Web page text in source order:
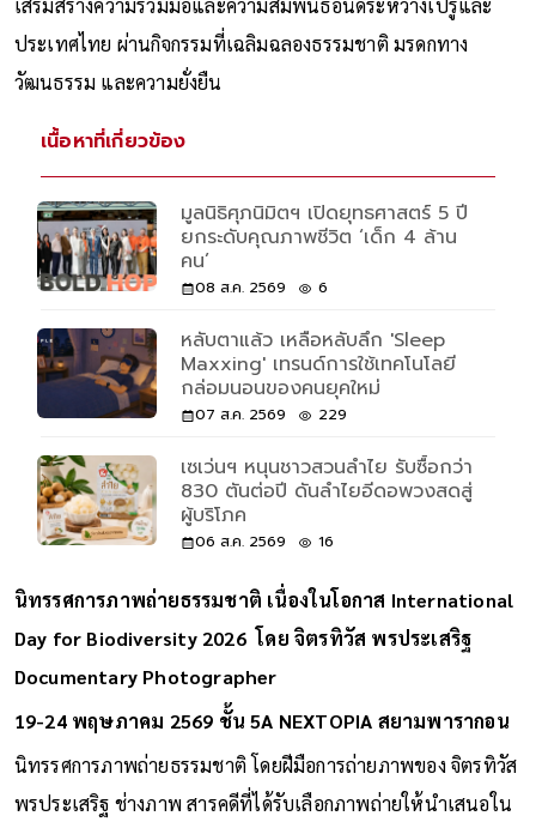
เสริมสร้างความร่วมมือและความสัมพันธ์อันดีระหว่างเปรูและ
ประเทศไทย ผ่านกิจกรรมที่เฉลิมฉลองธรรมชาติ มรดกทาง
วัฒนธรรม และความยั่งยืน
เนื้อหาที่เกี่ยวข้อง
มูลนิธิศุภนิมิตฯ เปิดยุทธศาสตร์ 5 ปี
ยกระดับคุณภาพชีวิต ‘เด็ก 4 ล้าน
คน’
08 ส.ค. 2569 6
หลับตาแล้ว เหลือหลับลึก 'Sleep
Maxxing' เทรนด์การใช้เทคโนโลยี
กล่อมนอนของคนยุคใหม่
07 ส.ค. 2569 229
เซเว่นฯ หนุนชาวสวนลำไย รับซื้อกว่า
830 ตันต่อปี ดันลำไยอีดอพวงสดสู่
ผู้บริโภค
06 ส.ค. 2569 16
นิทรรศการภาพถ่ายธรรมชาติ เนื่องในโอกาส International
Day for Biodiversity 2026 โดย จิตรทิวัส พรประเสริฐ
Documentary Photographer
19-24 พฤษภาคม 2569 ชั้น 5A NEXTOPIA สยามพารากอน
นิทรรศการภาพถ่ายธรรมชาติ โดยฝีมือการถ่ายภาพของ จิตรทิวัส
พรประเสริฐ ช่างภาพ สารคดีที่ได้รับเลือกภาพถ่ายให้นำเสนอใน